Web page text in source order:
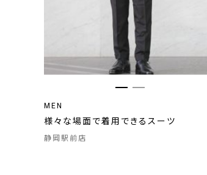
MEN
様々な場面で着用できるスーツ
静岡駅前店